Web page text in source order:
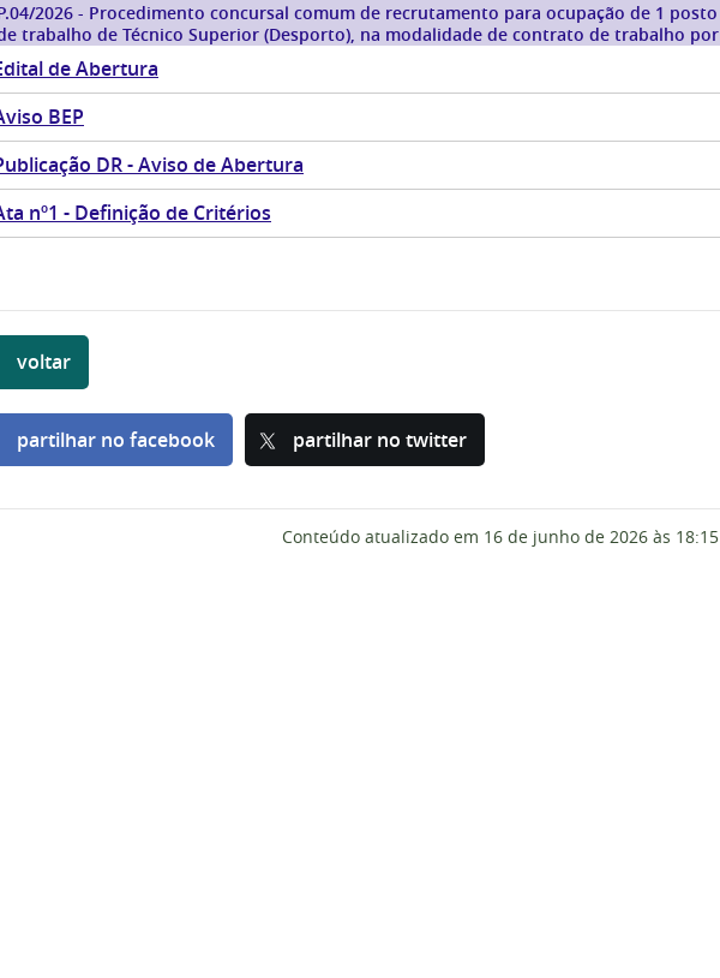
2026 - Procedimento concursal comum de recrutamento para ocupação de 1 posto
trabalho de Técnico Superior (Desporto), na modalidade de contrato de trabalho por
indeterminado
de Abertura
BEP
DR - Aviso de Abertura
nº1 - Definição de Critérios
voltar
partilhar no facebook partilhar no twitter
Conteúdo atualizado em 16 de junho de 2026 às 18:15